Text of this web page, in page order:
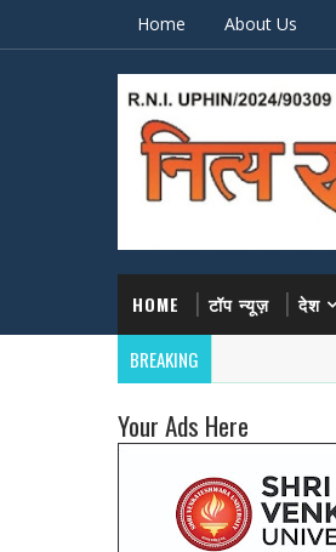
Home About Us
HOME टॉप न्यूज़ देश
BREAKING
Your Ads Here